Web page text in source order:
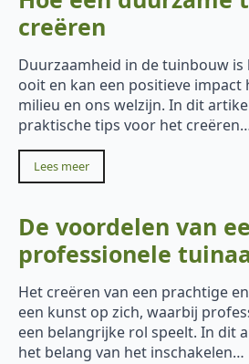
creëren
Duurzaamheid in de tuinbouw
ooit en kan een positieve impact
milieu en ons welzijn. In dit
praktische tips voor het
Lees meer
De voordelen van
professionele
Het creëren van een prachtige
een kunst op zich, waarbij
een belangrijke rol speelt. In dit
het belang van het inschakelen…